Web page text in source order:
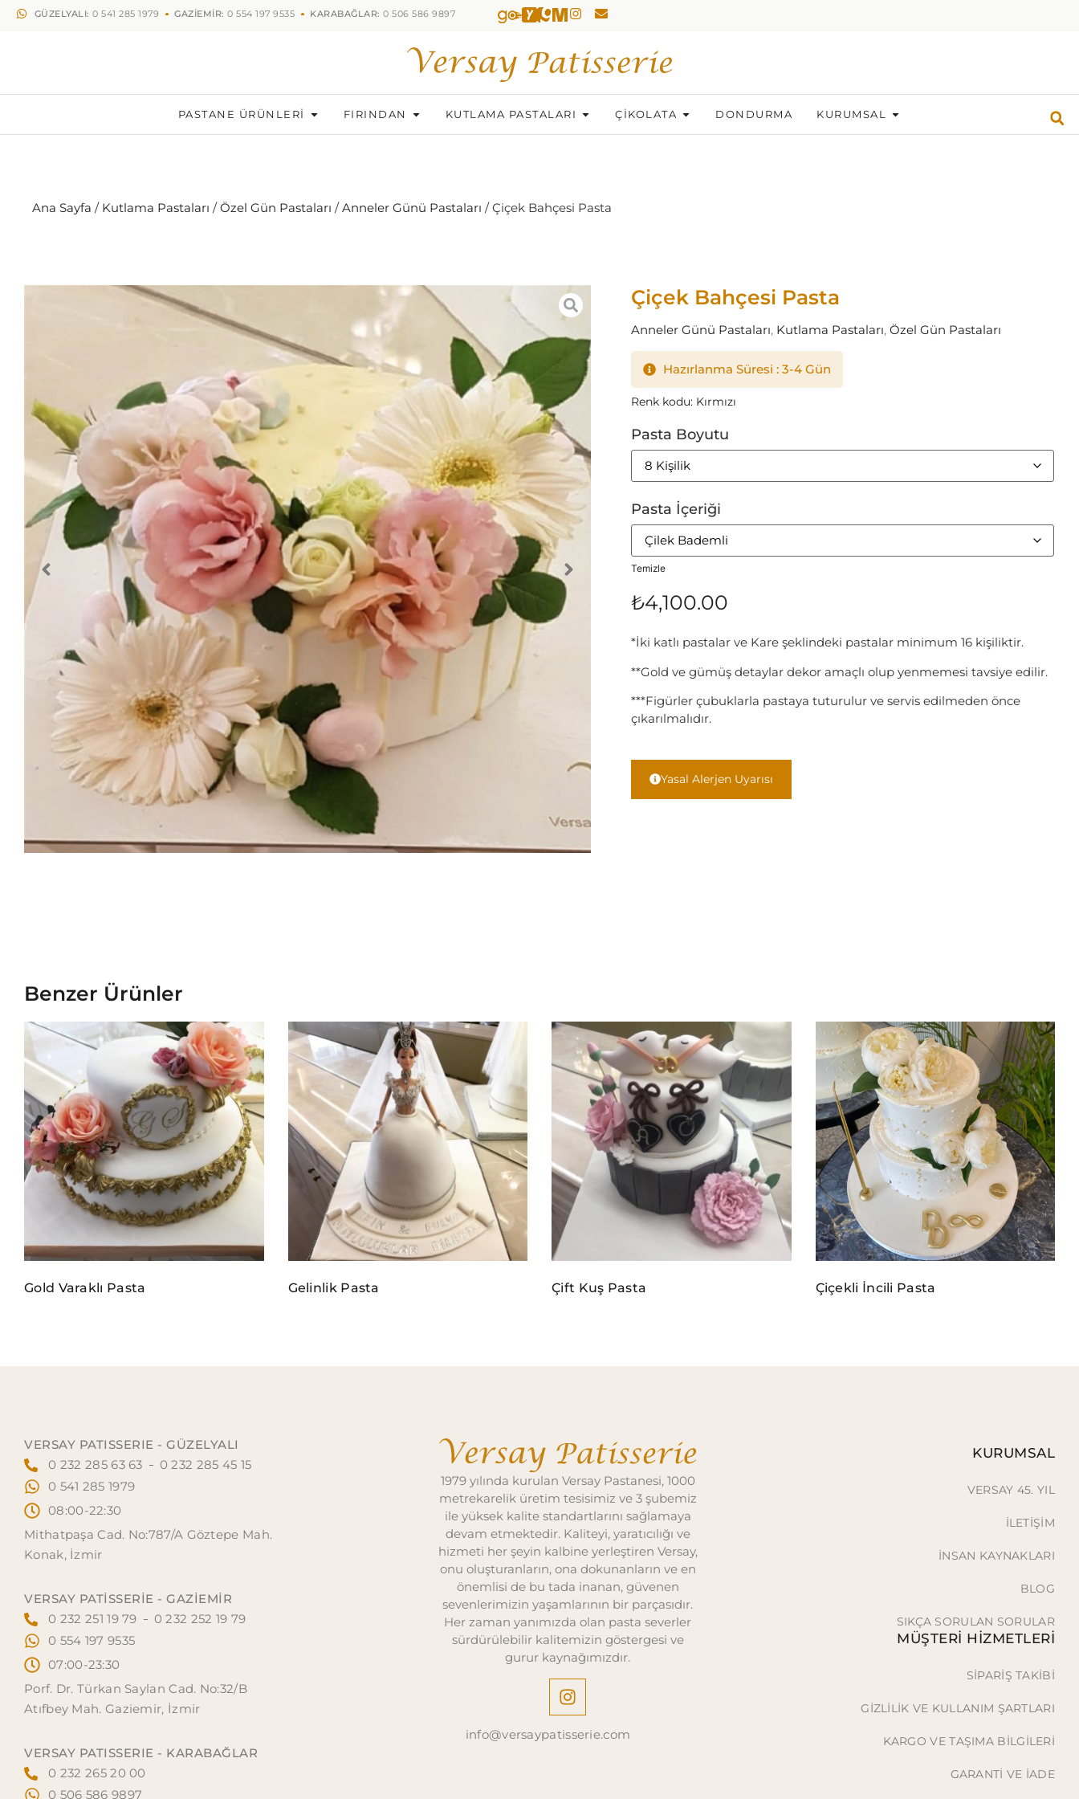
GÜZELYALI: 0 541 285 1979 GAZİEMİR: 0 554 197 9535 KARABAĞLAR: 0 506 586 9897
PASTANE ÜRÜNLERİ FIRINDAN KUTLAMA PASTALARI ÇİKOLATA DONDURMA KURUMSAL
Ana Sayfa / Kutlama Pastaları /Özel Gün Pastaları /Anneler Günü Pastaları / Çiçek Bahçesi Pasta
Çiçek Bahçesi Pasta
Anneler Günü Pastaları, Kutlama Pastaları,Özel Gün Pastaları
Hazırlanma Süresi : 3-4 Gün
Renk kodu: Kırmızı
Pasta Boyutu
Pasta İçeriği
Temizle
₺4,100.00
*İki katlı pastalar ve Kare şeklindeki pastalar minimum 16 kişiliktir.
**Gold ve gümüş detaylar dekor amaçlı olup yenmemesi tavsiye edilir.
***Figürler çubuklarla pastaya tuturulur ve servis edilmeden önce
çıkarılmalıdır.
Yasal Alerjen Uyarısı
Benzer Ürünler
Gold Varaklı Pasta Gelinlik Pasta Çift Kuş Pasta Çiçekli İncili Pasta
VERSAY PATISSERIE - GÜZELYALI
0 232 285 63 63
0 232 285 45 15
0 541 285 1979
08:00-22:30
Mithatpaşa Cad. No:787/A Göztepe Mah.
Konak, İzmir
VERSAY PATISSERIE - GAZİEMİR
0 232 251 19 79
0 232 252 19 79
0 554 197 9535
07:00-23:30
Porf. Dr. Türkan Saylan Cad. No:32/B
Atıfbey Mah. Gaziemir, İzmir
VERSAY PATISSERIE - KARABAĞLAR
0 232 265 20 00
0 506 586 9897
1979 yılında kurulan Versay Pastanesi, 1000
metrekarelik üretim tesisimiz ve 3 şubemiz
ile yüksek kalite standartlarını sağlamaya
devam etmektedir. Kaliteyi, yaratıcılığı ve
hizmeti her şeyin kalbine yerleştiren Versay,
onu oluşturanların, ona dokunanların ve en
önemlisi de bu tada inanan, güvenen
sevenlerimizin yaşamlarının bir parçasıdır.
Her zaman yanımızda olan pasta severler
sürdürülebilir kalitemizin göstergesi ve
gurur kaynağımızdır.
info@versaypatisserie.com
KURUMSAL
VERSAY 45. YIL
İLETİŞİM
İNSAN KAYNAKLARI
BLOG
SIKÇA SORULAN SORULAR
MÜŞTERİ HİZMETLERİ
SİPARİŞ TAKİBİ
GİZLİLİK VE KULLANIM ŞARTLARI
KARGO VE TAŞIMA BİLGİLERİ
GARANTİ VE İADE